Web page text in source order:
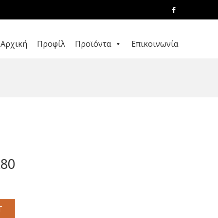
Αρχική Προφίλ Προϊόντα Επικοινωνία